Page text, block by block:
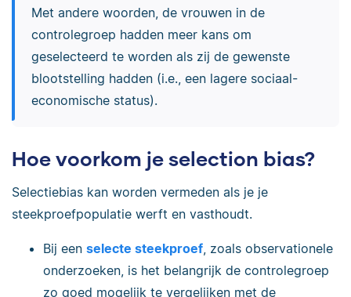
Met andere woorden, de vrouwen in de
controlegroep hadden meer kans om
geselecteerd te worden als zij de gewenste
blootstelling hadden (i.e., een lagere sociaal-
economische status).
Hoe voorkom je selection bias?
Selectiebias kan worden vermeden als je je
steekproefpopulatie werft en vasthoudt.
Bij een selecte steekproef, zoals observationele
onderzoeken, is het belangrijk de controlegroep
zo goed mogelijk te vergelijken met de